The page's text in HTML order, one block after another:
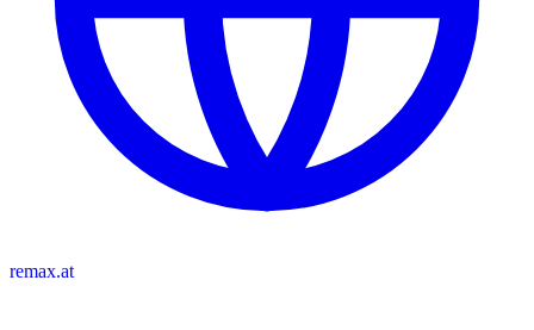
remax.at